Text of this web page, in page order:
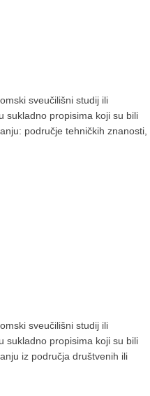
sveučilišni studij ili
sukladno propisima koji su bili
područje tehničkih znanosti,
sveučilišni studij ili
sukladno propisima koji su bili
iz područja društvenih ili